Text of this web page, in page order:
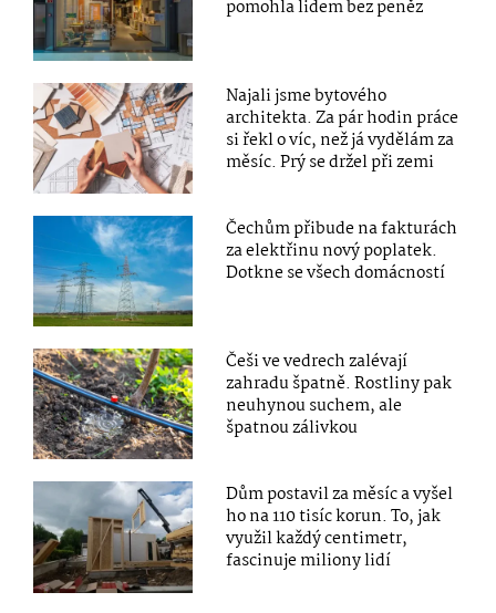
pomohla lidem bez peněz
Najali jsme bytového
architekta. Za pár hodin práce
si řekl o víc, než já vydělám za
měsíc. Prý se držel při zemi
Čechům přibude na fakturách
za elektřinu nový poplatek.
Dotkne se všech domácností
Češi ve vedrech zalévají
zahradu špatně. Rostliny pak
neuhynou suchem, ale
špatnou zálivkou
Dům postavil za měsíc a vyšel
ho na 110 tisíc korun. To, jak
využil každý centimetr,
fascinuje miliony lidí